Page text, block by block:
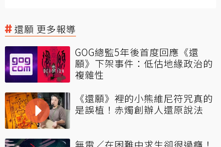
還願 更多報導
GOG總監5年後首度回應《還
願》下架事件：低估地緣政治的
複雜性
《還願》裡的小熊維尼符咒真的
是誤植！赤燭創辦人還原說法
無雷／在困難中求生卻很過癮！